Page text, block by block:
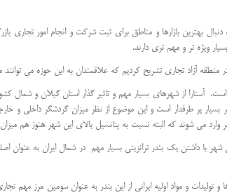
دنبال بهترین بازارها و مناطق برای ثبت شرکت و انجام امور
ویژه تر و مهم تری دارند.
آزاد تجاری تشریح کردیم که علاقمندان به این حوزه می
آستارا از شهرهای بسیار مهم و تاثیر گذار استان گیلان و
می شوند که البته نسبت به پتانسیل بالای این شهر هنوز هم میزان
با داشتن یک بندر ترانزیتی بسیار مهم در شمال ایران به عنوان
تولیدات و مواد اولیه ایرانی از این بندر به عنوان سومین مرز